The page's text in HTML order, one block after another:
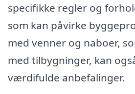
specifikke regler og
som kan påvirke
med venner og naboer,
med tilbygninger, kan
værdifulde anbefalinger.